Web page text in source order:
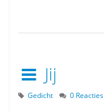
Jij
Gedicht 0 Reacties